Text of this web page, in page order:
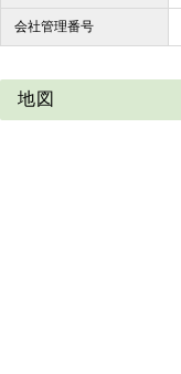
会社管理番号
地図